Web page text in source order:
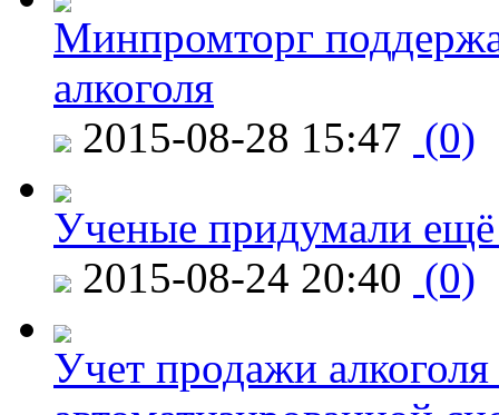
Минпромторг
алкоголя
2015-08-28 15:47 (0)
Ученые придумали ещё
2015-08-24 20:40 (0)
Учет продажи